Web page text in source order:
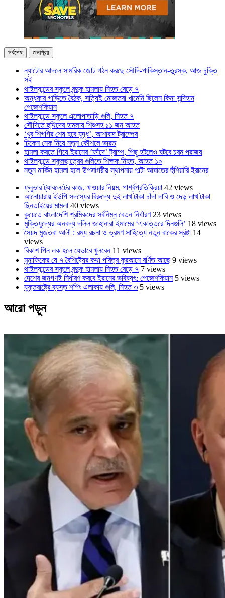
সর্বশেষ জনপ্রিয়
ন্যাটোর আদলে সামরিক জোট গঠন করছে সৌদি-পাকিস্তান-তুরস্ক, আজ চুক্তি
সই
থাইল্যান্ডের স্কুলে বন্দুক হামলায় নিহত বেড়ে ৭
অন্ধকার গাড়িতে বৈঠক, সত্যিই মোজতবা খামেনি ছিলেন কিনা সন্দিহান
পেজেশকিয়ান
থাইল্যান্ডে স্কুলে এলোপাতাড়ি গুলি, নিহত ৭
সৌদিতে হুথিদের হামলায় শিশুসহ ১১ জন আহত
‘খুব শিগগির শেষ হবে যুদ্ধ’, আশাবাদ ট্রাম্পের
চিকেন নেক নিয়ে নতুন কৌশলে ভারত
হামলা করতে গিয়ে ইরানের ‘ফাঁদে’ ট্রাম্প, পিছু হটলেও ঘটবে চরম পরাজয়
থাইল্যান্ডে স্কুলছাত্রের গুলিতে শিক্ষক নিহত, আহত ১০
নতুন মার্কিন হামলা হলে উপসাগরীয় স্থাপনায় পাল্টা আঘাতের হুঁশিয়ারি ইরানের
ফ্লুভার ট্যাবলেটের কাজ, খাওয়ার নিয়ম, পার্শ্বপ্রতিক্রিয়া 42 views
আনোয়ারায় ইউপি সদস্যের বিরুদ্ধে দুই লাখ টাকা চাঁদা দাবি ও দেড় লাখ টাকা
ছিনতাইয়ের মামলা 40 views
কুয়েতে বাংলাদেশি শ্রমিকদের সর্বনিম্ন বেতন নির্ধারণ 23 views
মুক্তিযুদ্ধের অনবদ্য দলিল জাহানারা ইমামের ‘একাত্তরে দিনগুলি’ 18 views
সৈয়দ মুজতবা আলী : রম্য রচনা ও ভ্রমণ সাহিত্যে নতুন বাকের স্রষ্টা 14
views
বিকাশ পিন লক হলে যেভাবে খুলবেন 11 views
মুনাফিকের যে ৭ বৈশিষ্ট্যের কথা পবিত্র কুরআনে বর্ণিত আছে 9 views
থাইল্যান্ডের স্কুলে বন্দুক হামলায় নিহত বেড়ে ৭ 7 views
দেশের জনগণই নির্ধারণ করবে ইরানের ভবিষ্যৎ: পেজেশকিয়ান 5 views
যুক্তরাষ্ট্রে ব্যস্ত শপিং এলাকায় গুলি, নিহত ৩ 5 views
আরো পড়ুন